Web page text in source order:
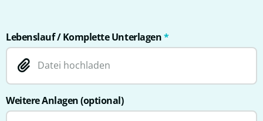
Lebenslauf / Komplette Unterlagen*
Datei hochladen
Weitere Anlagen (optional)